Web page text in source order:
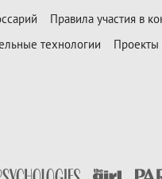
Правила участия в
технологии
Проекты